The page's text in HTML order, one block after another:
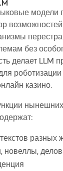
модели
без
делает LLM
казино.
новеллы,